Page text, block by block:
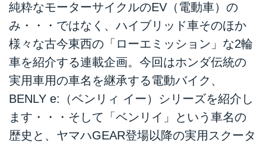
純粋なモーターサイクルのEV（電動車）の
み・・・ではなく、ハイブリッド車そのほか
様々な古今東西の「ローエミッション」な2輪
車を紹介する連載企画。今回はホンダ伝統の
実用車用の車名を継承する電動バイク、
BENLY e:（ベンリィ イー）シリーズを紹介し
ます・・・そして「ベンリイ」という車名の
歴史と、ヤマハGEAR登場以降の実用スクータ